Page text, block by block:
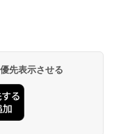
-PS5 【特典】
封入
イヤレス コントロー
イト)
無限城編 第一章 猗
先表示させる